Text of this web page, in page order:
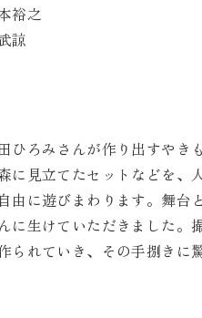
之
ひろみさんが作り出すやき
に見立てたセットなどを、
由に遊びまわります。舞台
に生けていただきました。
られていき、その手捌きに